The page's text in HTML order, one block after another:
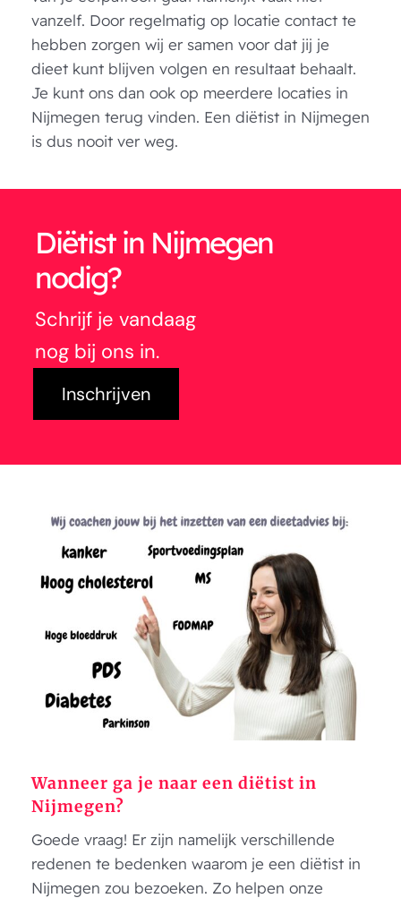
vanzelf. Door regelmatig op locatie contact te
hebben zorgen wij er samen voor dat jij je
dieet kunt blijven volgen en resultaat behaalt.
Je kunt ons dan ook op meerdere locaties in
Nijmegen terug vinden. Een diëtist in Nijmegen
is dus nooit ver weg.
Diëtist in Nijmegen
nodig?
Schrijf je vandaag
nog bij ons in.
Inschrijven
Wanneer ga je naar een diëtist in
Nijmegen?
Goede vraag! Er zijn namelijk verschillende
redenen te bedenken waarom je een diëtist in
Nijmegen zou bezoeken. Zo helpen onze